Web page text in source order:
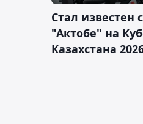
Стал известен
"Актобе" на
Казахстана